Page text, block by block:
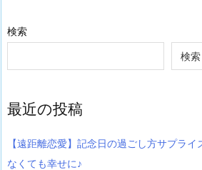
検索
検索
最近の投稿
【遠距離恋愛】記念日の過ごし方サプライ
なくても幸せに♪